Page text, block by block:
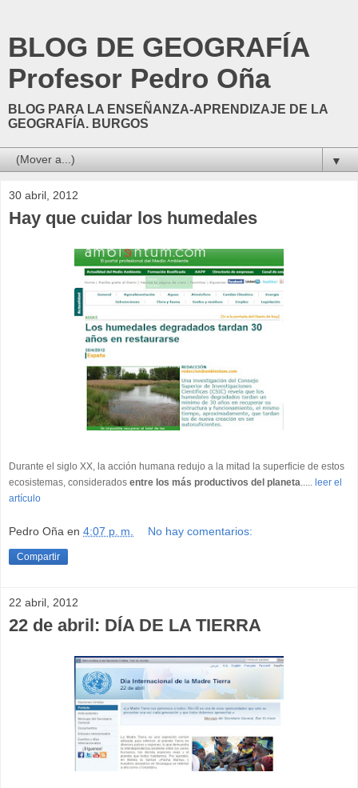
BLOG DE GEOGRAFÍA
Profesor Pedro Oña
BLOG PARA LA ENSEÑANZA-APRENDIZAJE DE LA
GEOGRAFÍA. BURGOS
▼
30 abril, 2012
Hay que cuidar los humedales
Durante el siglo XX, la acción humana redujo a la mitad la superficie de estos
ecosistemas, considerados entre los más productivos del planeta..... leer el
artículo
Pedro Oña en 4:07 p. m. No hay comentarios:
Compartir
22 abril, 2012
22 de abril: DÍA DE LA TIERRA